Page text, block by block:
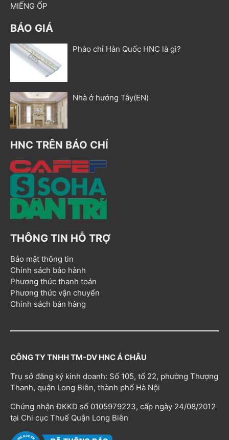
MIẾNG ỐP
BÁO GIÁ
Phào chỉ Hàn Quốc HNC là gì?
Nhà ở hướng Tây(EN)
HNC TRÊN BÁO CHÍ
THÔNG TIN HỖ TRỢ
Bảo mật thông tin
Chính sách bảo hành
Phương thức thanh toán
Phương thức vận chuyển
Chính sách bán hàng
CÔNG TY TNHH TM-DV HNC Á CHÂU
Trụ sở đăng ký kinh doanh: Số 105, tổ 22, phường Thượng
Thanh, quận Long Biên, thành phố Hà Nội
Chứng nhận ĐKKD số 0105979223, cấp ngày 24/08/2012
tại Chi cục Thuế Quận Long Biên